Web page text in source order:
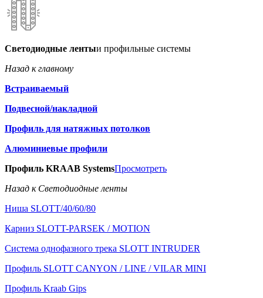
Светодиодные лентыи профильные системы
Назад к главному
Встраиваемый
Подвесной/накладной
Профиль для натяжных потолков
Алюминиевые профили
Профиль KRAAB SystemsПросмотреть
Назад к Светодиодные ленты
Ниша SLOTT/40/60/80
Карниз SLOTT-PARSEK / MOTION
Система однофазного трека SLOTT INTRUDER
Профиль SLOTT CANYON / LINE / VILAR MINI
Профиль Kraab Gips